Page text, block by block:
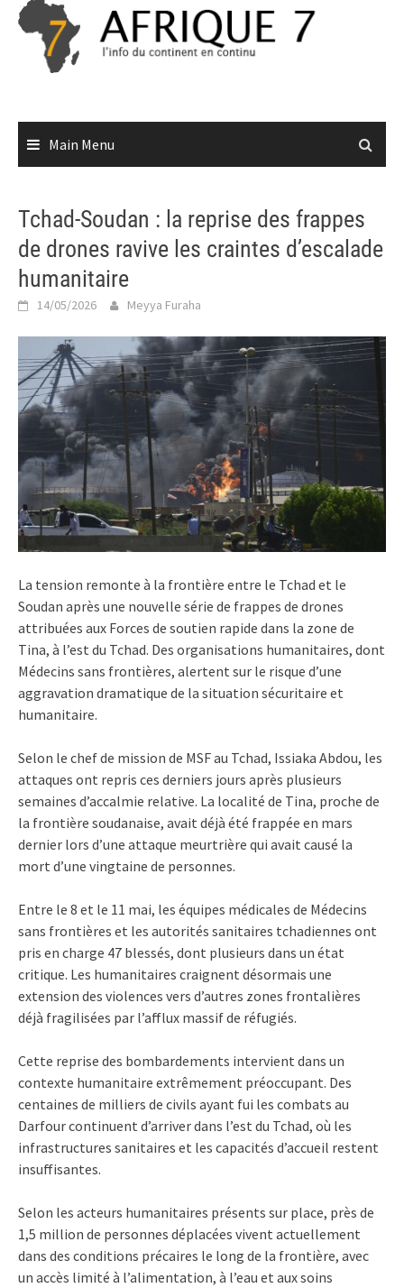
Skip
content
Main Menu
Tchad-Soudan : la reprise des frappes
de drones ravive les craintes d’escalade
humanitaire
14/05/2026 Meyya Furaha
La tension remonte à la frontière entre le Tchad et le
Soudan après une nouvelle série de frappes de drones
attribuées aux Forces de soutien rapide dans la zone de
Tina, à l’est du Tchad. Des organisations humanitaires, dont
Médecins sans frontières, alertent sur le risque d’une
aggravation dramatique de la situation sécuritaire et
humanitaire.
Selon le chef de mission de MSF au Tchad, Issiaka Abdou, les
attaques ont repris ces derniers jours après plusieurs
semaines d’accalmie relative. La localité de Tina, proche de
la frontière soudanaise, avait déjà été frappée en mars
dernier lors d’une attaque meurtrière qui avait causé la
mort d’une vingtaine de personnes.
Entre le 8 et le 11 mai, les équipes médicales de Médecins
sans frontières et les autorités sanitaires tchadiennes ont
pris en charge 47 blessés, dont plusieurs dans un état
critique. Les humanitaires craignent désormais une
extension des violences vers d’autres zones frontalières
déjà fragilisées par l’afflux massif de réfugiés.
Cette reprise des bombardements intervient dans un
contexte humanitaire extrêmement préoccupant. Des
centaines de milliers de civils ayant fui les combats au
Darfour continuent d’arriver dans l’est du Tchad, où les
infrastructures sanitaires et les capacités d’accueil restent
insuffisantes.
Selon les acteurs humanitaires présents sur place, près de
1,5 million de personnes déplacées vivent actuellement
dans des conditions précaires le long de la frontière, avec
un accès limité à l’alimentation, à l’eau et aux soins